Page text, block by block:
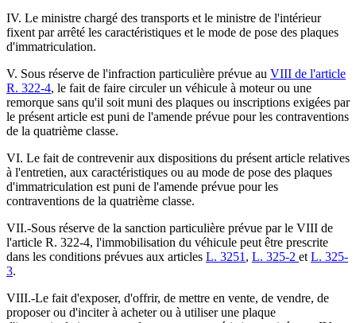
IV. Le ministre chargé des transports et le ministre de l'intérieur
fixent par arrêté les caractéristiques et le mode de pose des plaques
d'immatriculation.
V. Sous réserve de l'infraction particulière prévue au VIII de l'article
R. 322-4, le fait de faire circuler un véhicule à moteur ou une
remorque sans qu'il soit muni des plaques ou inscriptions exigées par
le présent article est puni de l'amende prévue pour les contraventions
de la quatrième classe.
VI. Le fait de contrevenir aux dispositions du présent article relatives
à l'entretien, aux caractéristiques ou au mode de pose des plaques
d'immatriculation est puni de l'amende prévue pour les
contraventions de la quatrième classe.
VII.-Sous réserve de la sanction particulière prévue par le VIII de
l'article R. 322-4, l'immobilisation du véhicule peut être prescrite
dans les conditions prévues aux articles L. 3251 , L. 325-2 et L. 325-
3.
VIII.-Le fait d'exposer, d'offrir, de mettre en vente, de vendre, de
proposer ou d'inciter à acheter ou à utiliser une plaque